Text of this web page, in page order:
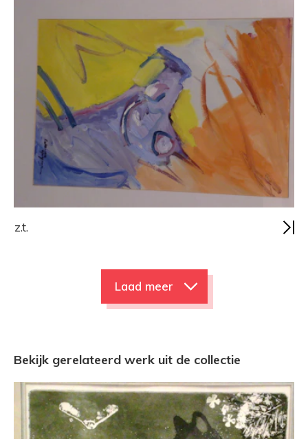
z.t.
Laad meer
Bekijk gerelateerd werk uit de collectie